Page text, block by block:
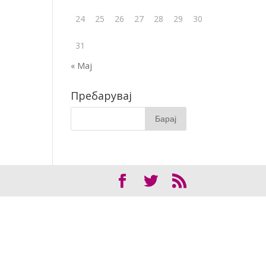
24 25 26 27 28 29 30
31
« Мај
Пребарувај